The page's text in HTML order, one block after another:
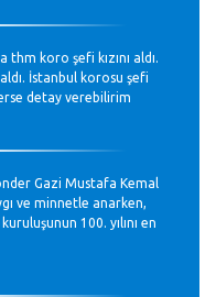
thm koro şefi kızını aldı.
İstanbul korosu şefi
detay verebilirim
Gazi Mustafa Kemal
ve minnetle anarken,
100. yılını en